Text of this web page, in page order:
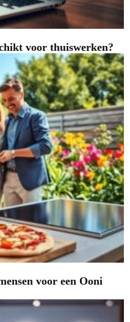
voor thuiswerken?
voor een Ooni